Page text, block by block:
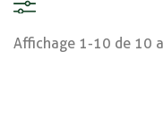
Affichage 1-10 de 10